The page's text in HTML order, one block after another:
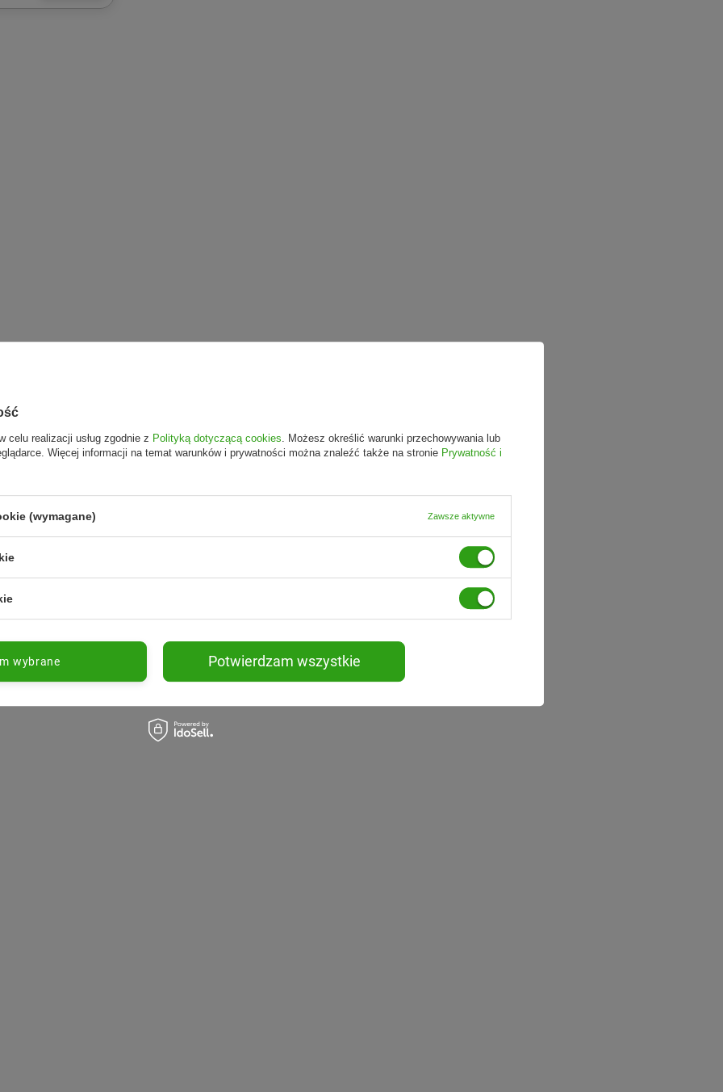
celu realizacji usług zgodnie z Polityką dotyczącą cookies . Możesz określić warunki przechowywania lub
Więcej informacji na temat warunków i prywatności można znaleźć także na stronie Prywatność i
(wymagane) Zawsze aktywne
wybrane Potwierdzam wszystkie